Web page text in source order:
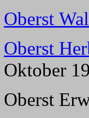
Oberst
Oberst
Oktober
Oberst